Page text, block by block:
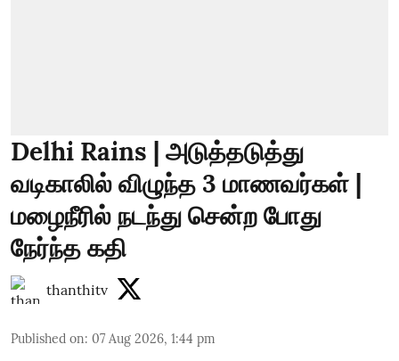
Delhi Rains | அடுத்தடுத்து
வடிகாலில் விழுந்த 3 மாணவர்கள் |
மழைநீரில் நடந்து சென்ற போது
நேர்ந்த கதி
thanthitv
Published on: 07 Aug 2026, 1:44 pm